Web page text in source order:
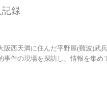
記録
阪西天満に住んだ平野屋(難波)武
事件の現場を探訪し、情報を集